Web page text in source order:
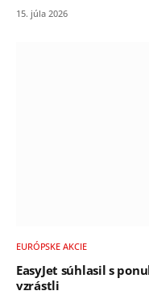
15. júla 2026
EURÓPSKE AKCIE
EasyJet súhlasil s
vzrástli